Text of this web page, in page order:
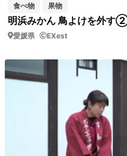
食べ物 果物
明浜みかん 鳥よけを外す
愛媛県 EXest